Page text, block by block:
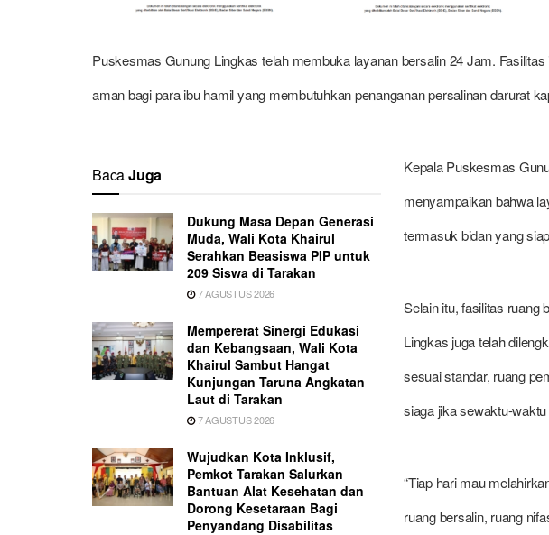
Puskesmas Gunung Lingkas telah membuka layanan bersalin 24 Jam.
aman bagi para ibu hamil yang membutuhkan penanganan persalinan darurat
BacaJuga
Dukung Masa Depan Generasi
Muda, Wali Kota Khairul
Serahkan Beasiswa PIP untuk
209 Siswa di Tarakan
7 AGUSTUS 2026
Mempererat Sinergi Edukasi
dan Kebangsaan, Wali Kota
Khairul Sambut Hangat
Kunjungan Taruna Angkatan
Laut di Tarakan
7 AGUSTUS 2026
Wujudkan Kota Inklusif,
Pemkot Tarakan Salurkan
Bantuan Alat Kesehatan dan
Dorong Kesetaraan Bagi
Penyandang Disabilitas
Kepala Puskesmas
menyampaikan bahwa
termasuk bidan yang
Selain itu, fasilitas ruang
Lingkas juga telah
sesuai standar, ruang
siaga jika sewaktu-
“Tiap hari mau
ruang bersalin, ruang